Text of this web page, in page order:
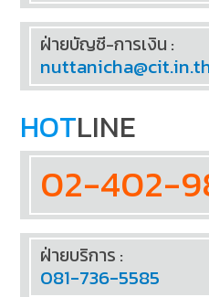
ฝ่ายบัญชี-การเงิน :
HOTLINE
02-402-
ฝ่ายบริการ :
081-736-5585